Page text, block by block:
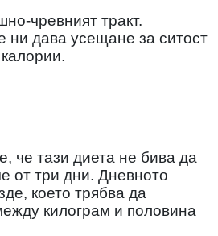
чревният тракт.
ни дава усещане за ситост
че тази диета не бива да
от три дни. Дневното
което трябва да
килограм и половина